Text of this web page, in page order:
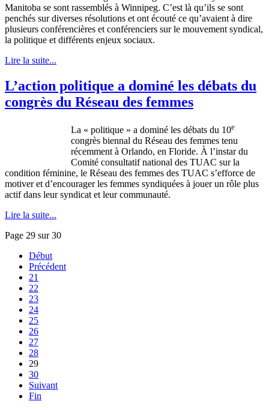
Manitoba se sont rassemblés à Winnipeg. C’est là qu’ils se sont
penchés sur diverses résolutions et ont écouté ce qu’avaient à dire
plusieurs conférencières et conférenciers surle mouvement syndical,
la politique et différents enjeux sociaux.
Lire la suite...
L’action politique a dominé les débats du
congrès du Réseau des femmes
La « politique » a dominé les débats du 10e
congrès biennal du Réseau des femmes tenu
récemment à Orlando, en Floride. À l’instar du
Comité consultatif national des TUAC sur la
condition féminine, le Réseau des femmes des TUAC s’efforce de
motiver et d’encourager les femmes syndiquées à jouer un rôle plus
actif dans leur syndicat et leur communauté.
Lire la suite...
Page 29 sur 30
Début
Précédent
21
22
23
24
25
26
27
28
29
30
Suivant
Fin